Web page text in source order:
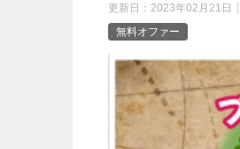
更新日： 2023年02月21日
無料オファー